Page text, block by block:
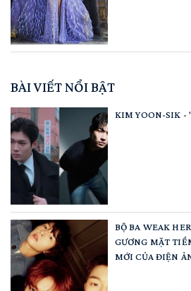
BÀI VIẾT NỔI BẬT
KIM YOON-SIK -
BỘ BA WEAK
GƯƠNG MẶT
MỚI CỦA ĐIỆN